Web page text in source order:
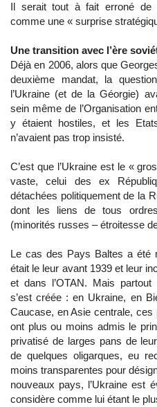
Il serait tout à fait erroné de
comme une « surprise
Une transition avec l’ère
Déjà en 2006, alors que
deuxième mandat, la
l’Ukraine (et de la Géorgie)
sein même de l’Organisation
y étaient hostiles, et les
n’avaient pas trop insisté.
C’est que l’Ukraine est le «
vaste, celui des ex
détachées politiquement de la
dont les liens de tous
(minorités russes – étroitesse
Le cas des Pays Baltes a été
était le leur avant 1939 et leur
et dans l’OTAN. Mais
s’est créée : en Ukraine, en
Caucase, en Asie centrale,
ont plus ou moins admis le
privatisé de larges pans de
de quelques oligarques, eu
moins transparentes pour
nouveaux pays, l’Ukraine est
considère comme lui étant le